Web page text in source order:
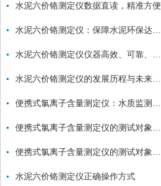
水泥六价铬测定仪数据直读，精准方便
水泥六价铬测定仪正确操作方式